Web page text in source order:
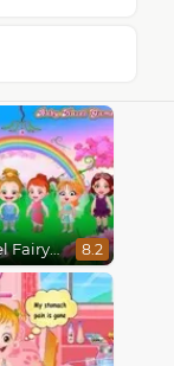
Baby Hazel Fairyland Ballet 8.2